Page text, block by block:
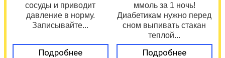
сосуды и приводит
давление в норму.
Записывайте...
Подробнее
ммоль за 1 ночь!
Диабетикам нужно перед
сном выпивать стакан
теплой...
Подробнее